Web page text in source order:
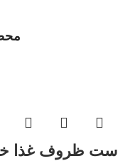
ست ظروف غذا